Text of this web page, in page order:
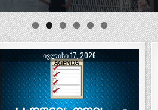
ᲘᲕᲚᲘᲡᲘ 17, 2026